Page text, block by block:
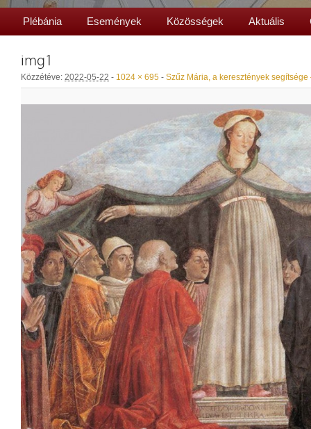
Plébánia Események Közösségek Aktuális
img1
Közzétéve: 2022-05-22 - 1024 × 695 - Szűz Mária, a keresztények segítsége